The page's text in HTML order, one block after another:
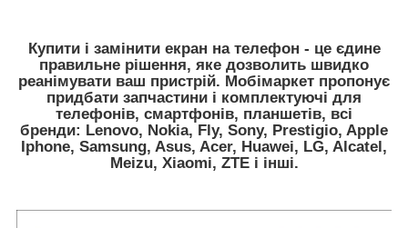
Купити і замінити екран на телефон - це єдине
правильне рішення, яке дозволить швидко
реанімувати ваш пристрій. Мобімаркет пропонує
придбати запчастини і комплектуючі для
телефонів, смартфонів, планшетів, всі
бренди: Lenovo, Nokia, Fly, Sony, Prestigio, Apple
Iphone, Samsung, Asus, Acer, Huawei, LG, Alcatel,
Meizu, Xiaomi, ZTE і інші.